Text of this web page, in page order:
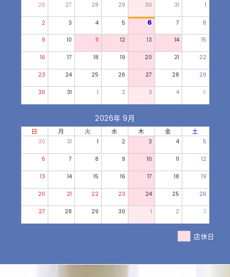
26 27 28 29 30 31 1
2 3 4 5 6 7 8
9 10 11 12 13 14 15
16 17 18 19 20 21 22
23 24 25 26 27 28 29
30 31 1 2 3 4 5
2026年 9月
日 月 火 水 木 金 土
30 31 1 2 3 4 5
6 7 8 9 10 11 12
13 14 15 16 17 18 19
20 21 22 23 24 25 26
27 28 29 30 1 2 3
店休日